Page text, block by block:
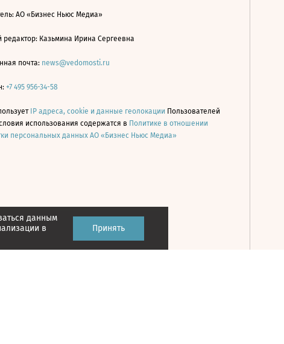
данным
в
Принять
АО «Бизнес Ньюс Медиа»
редактор: Казьмина Ирина Сергеевна
почта: news@vedomosti.ru
+7 495 956-34-58
IP адреса, cookie и данные геолокации Пользователей
использования содержатся в Политике в отношении
персональных данных АО «Бизнес Ньюс Медиа»